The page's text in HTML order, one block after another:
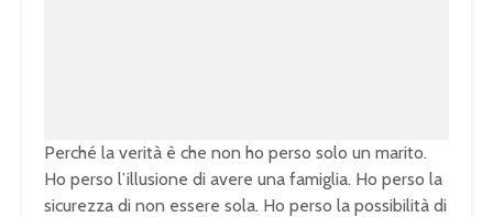
Perché la verità è che non ho perso solo un marito.
Ho perso l’illusione di avere una famiglia. Ho perso la
sicurezza di non essere sola. Ho perso la possibilità di